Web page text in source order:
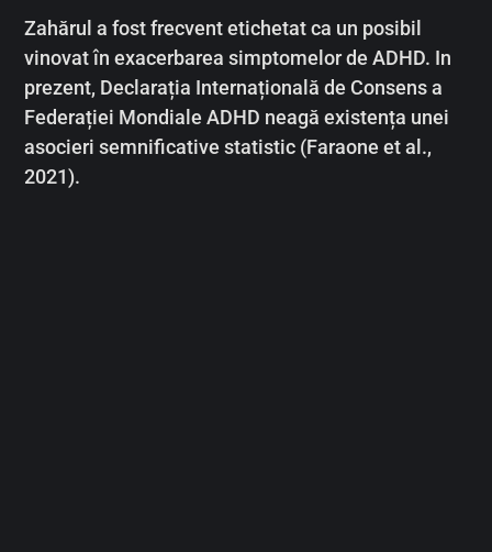
Zahărul a fost frecvent etichetat ca un posibil
vinovat în exacerbarea simptomelor de ADHD. In
prezent, Declarația Internațională de Consens a
Federației Mondiale ADHD neagă existența unei
asocieri semnificative statistic (Faraone et al.,
2021).